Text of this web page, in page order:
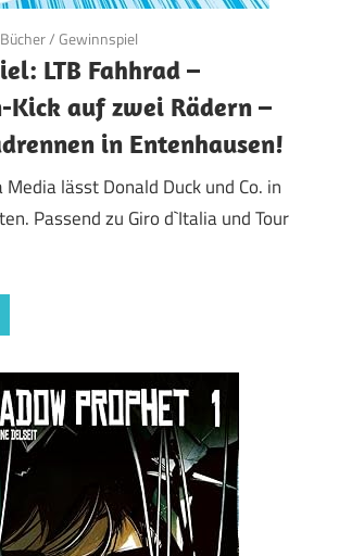
Bücher/Gewinnspiel
LTB Fahhrad –
auf zwei Rädern –
in Entenhausen!
Media lässt Donald Duck und Co. in
Passend zu Giro d`Italia und Tour